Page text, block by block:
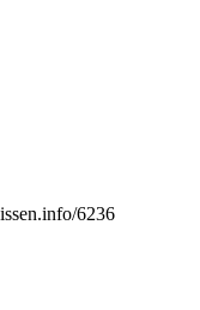
6236